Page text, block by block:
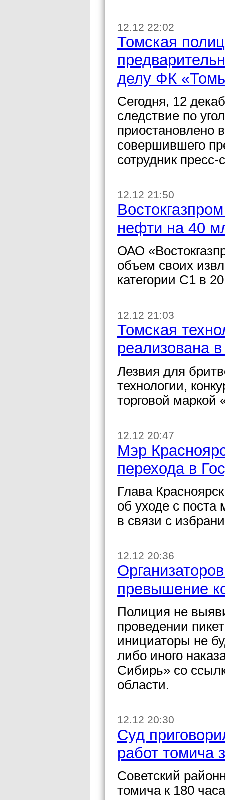
12.12 22:02
Томская
делу ФК
Сегодня, 12
следствие по
приостановлено
совершившего
сотрудник
12.12 21:50
нефти на 40
ОАО
объем своих
категории C1 в
12.12 21:03
Томская
реализована
Лезвия для
технологии,
торговой
12.12 20:47
Мэр
перехода в
Глава
об уходе с поста
в связи с
12.12 20:36
превышение
Полиция не
проведении
инициаторы не
либо иного
Сибирь» со
области.
12.12 20:30
Суд
работ томича
Советский
томича к 180